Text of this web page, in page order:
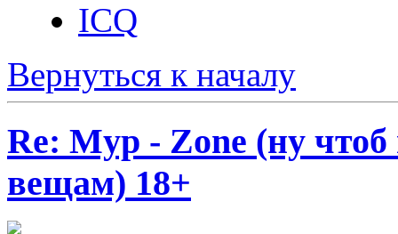
ICQ
Вернуться к началу
Re: Myp - Zone (ну
вещам) 18+